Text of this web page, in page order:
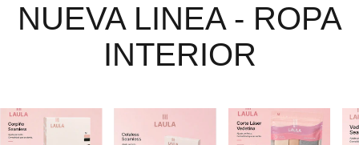
NUEVA LINEA - ROPA
INTERIOR